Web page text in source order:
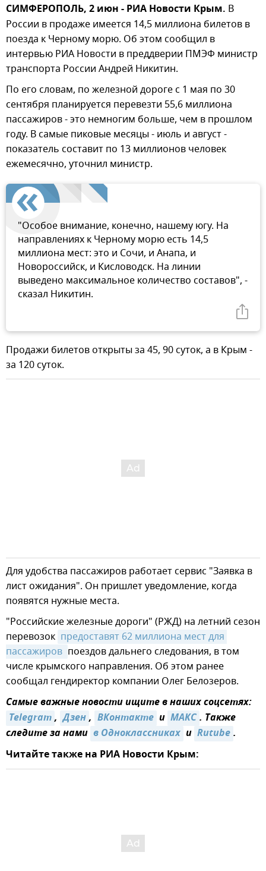
СИМФЕРОПОЛЬ, 2 июн - РИА Новости Крым. В
России в продаже имеется 14,5 миллиона билетов в
поезда к Черному морю. Об этом сообщил в
интервью РИА Новости в преддверии ПМЭФ министр
транспорта России Андрей Никитин.
По его словам, по железной дороге с 1 мая по 30
сентября планируется перевезти 55,6 миллиона
пассажиров - это немногим больше, чем в прошлом
году. В самые пиковые месяцы - июль и август -
показатель составит по 13 миллионов человек
ежемесячно, уточнил министр.
"Особое внимание, конечно, нашему югу. На
направлениях к Черному морю есть 14,5
миллиона мест: это и Сочи, и Анапа, и
Новороссийск, и Кисловодск. На линии
выведено максимальное количество составов", -
сказал Никитин.
Продажи билетов открыты за 45, 90 суток, а в Крым -
за 120 суток.
Для удобства пассажиров работает сервис "Заявка в
лист ожидания". Он пришлет уведомление, когда
появятся нужные места.
"Российские железные дороги" (РЖД) на летний сезон
перевозок предоставят 62 миллиона мест для
пассажиров поездов дальнего следования, в том
числе крымского направления. Об этом ранее
сообщал гендиректор компании Олег Белозеров.
Самые важные новости ищите в наших соцсетях:
Telegram, Дзен, ВКонтакте и МАКС. Также
следите за нами в Одноклассниках и Rutube.
Читайте также на РИА Новости Крым: